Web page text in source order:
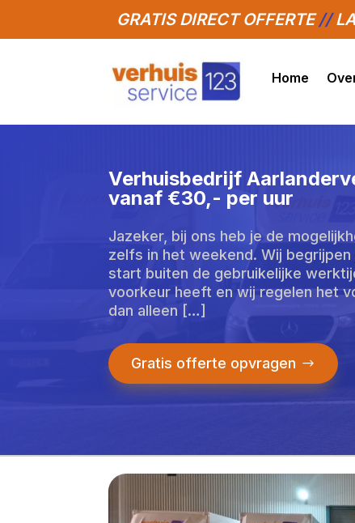
GRATIS DIRECT OFFERTE//
Home
Verhuisbedrijf
vanaf €30,- per uur
Jazeker, bij ons heb je de
zelfs in het weekend.​ Wij
start buiten de gebruikelijke
voorkeur heeft en wij regelen het
dan alleen […]
Gratis offerte opvragen